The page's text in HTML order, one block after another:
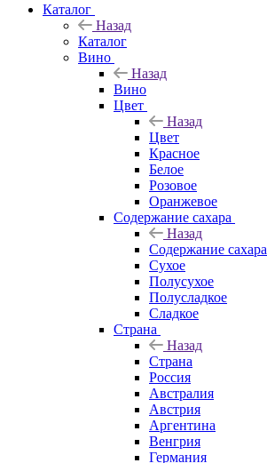
Каталог
Назад
Каталог
Вино
Назад
Вино
Цвет
Назад
Цвет
Красное
Белое
Розовое
Оранжевое
Содержание сахара
Назад
Содержание сахара
Сухое
Полусухое
Полусладкое
Сладкое
Страна
Назад
Страна
Россия
Австралия
Австрия
Аргентина
Венгрия
Германия